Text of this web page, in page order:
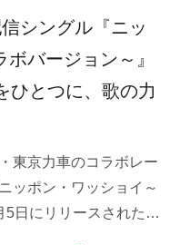
シングル『ニッ
バージョン～』
とつに、歌の力
東京力車のコラボレー
ッポン・ワッショイ～
5日にリリースされた…